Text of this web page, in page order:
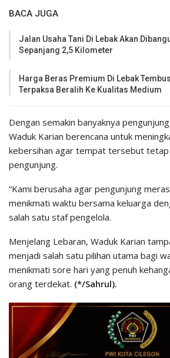
BACA JUGA
Jalan Usaha Tani Di Lebak Akan
Sepanjang 2,5 Kilometer
Harga Beras Premium Di Lebak
Terpaksa Beralih Ke Kualitas Medium
Dengan semakin banyaknya
Waduk Karian berencana untuk
kebersihan agar tempat tersebut tetap
pengunjung.
“Kami berusaha agar pengunjung
menikmati waktu bersama keluarga
salah satu staf pengelola.
Menjelang Lebaran, Waduk Karian
menjadi salah satu pilihan utama bagi
menikmati sore hari yang penuh
orang terdekat. (*/Sahrul).